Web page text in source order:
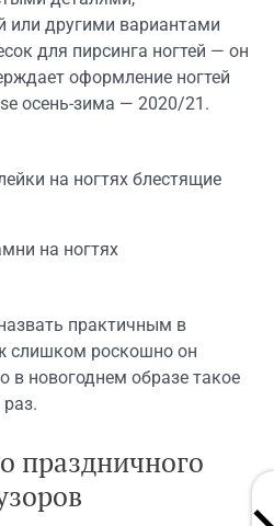
или другими вариантами
для пирсинга ногтей — он
оформление ногтей
осень-зима — 2020/21.
практичным в
слишком роскошно он
в новогоднем образе такое
праздничного